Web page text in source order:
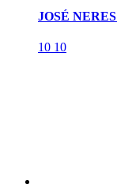
JOSÉ
10 10